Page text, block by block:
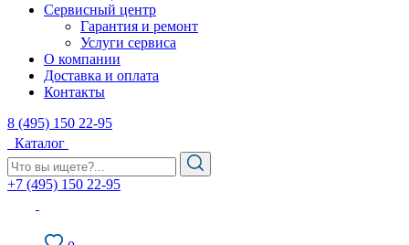
Сервисный центр
Гарантия и ремонт
Услуги сервиса
О компании
Доставка и оплата
Контакты
8 (495) 150 22-95
Каталог
+7 (495) 150 22-95